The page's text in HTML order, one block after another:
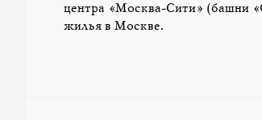
центра «Москва-Сити» (башни
жилья в Москве.